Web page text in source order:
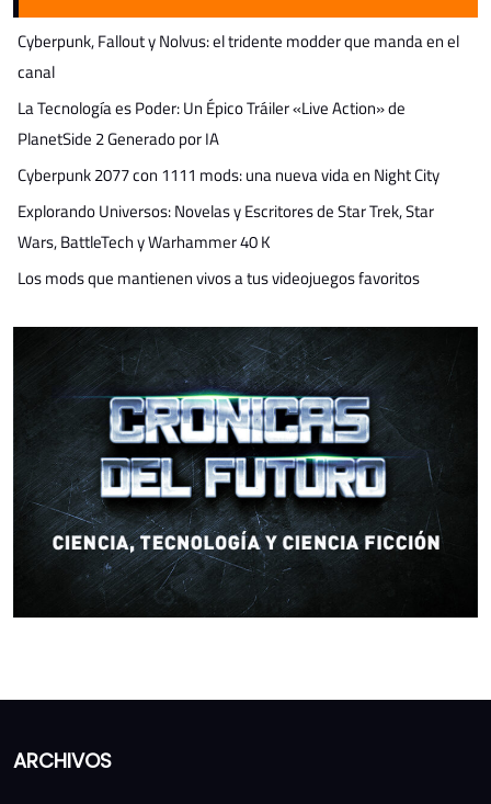
Cyberpunk, Fallout y Nolvus: el tridente modder que manda en el
canal
La Tecnología es Poder: Un Épico Tráiler «Live Action» de
PlanetSide 2 Generado por IA
Cyberpunk 2077 con 1111 mods: una nueva vida en Night City
Explorando Universos: Novelas y Escritores de Star Trek, Star
Wars, BattleTech y Warhammer 40 K
Los mods que mantienen vivos a tus videojuegos favoritos
ARCHIVOS